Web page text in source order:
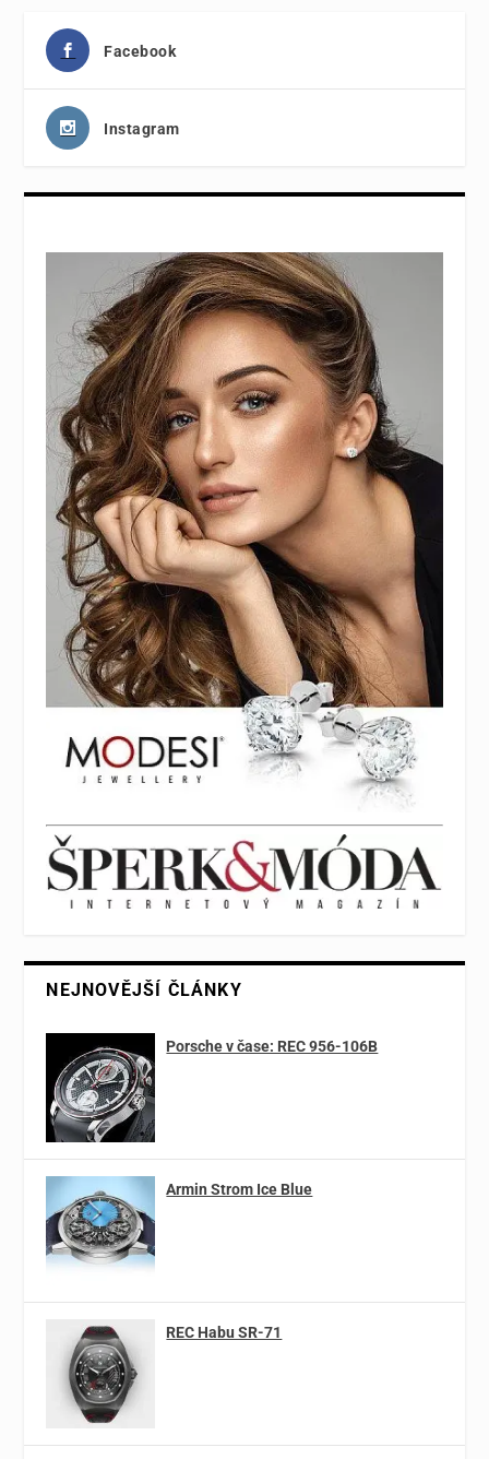
Facebook
Instagram
NEJNOVĚJŠÍ ČLÁNKY
Porsche v čase: REC 956-106B
Armin Strom Ice Blue
REC Habu SR-71